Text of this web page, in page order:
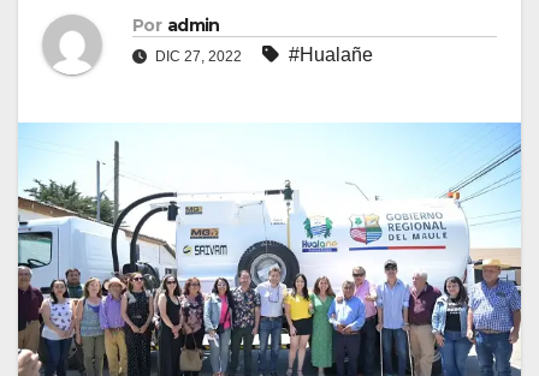
Por admin
DIC 27, 2022 #Hualañe